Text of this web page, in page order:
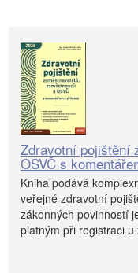
Zdravotní pojištění
OSVČ s
Kniha podává
veřejné zdravotní
zákonných povinností
platným při registraci u